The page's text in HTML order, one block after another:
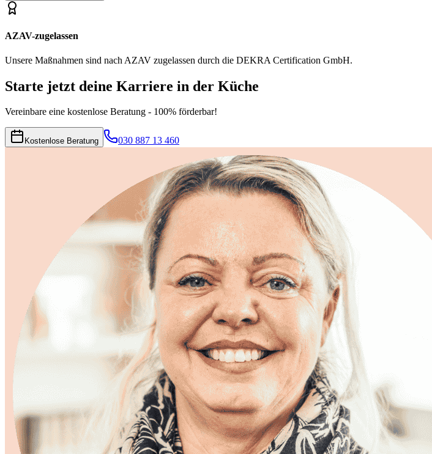
AZAV-zugelassen
Unsere Maßnahmen sind nach AZAV zugelassen durch die DEKRA Certification GmbH.
Starte jetzt deine Karriere in der Küche
Vereinbare eine kostenlose Beratung - 100% förderbar!
Kostenlose Beratung 030 887 13 460